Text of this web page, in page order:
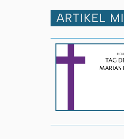
ARTIKEL